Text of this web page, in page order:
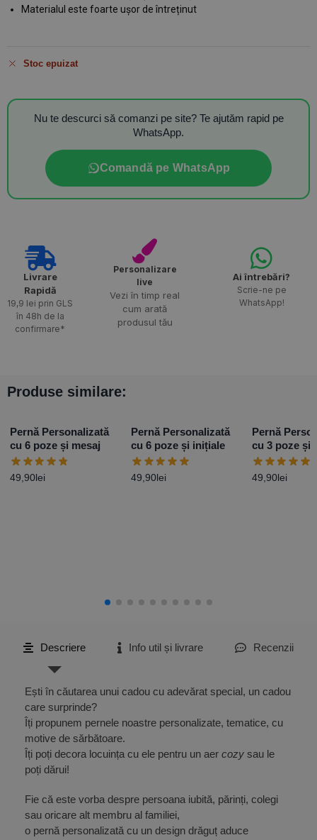
Materialul este foarte ușor de întreținut
Stoc epuizat
Nu te descurci să comanzi pe site? Te ajutăm rapid pe
WhatsApp.
Comandă pe WhatsApp
Livrare
Rapidă​
19,9 lei prin GLS
în 48h de la
confirmare*
Personalizare
live
Vezi în timp real
cum arată
produsul tău
Ai întrebări?
Scrie-ne pe
WhatsApp!
Produse similare:
Pernă Personalizată
cu 6 poze și mesaj
49,90lei
Pernă Personalizată
cu 6 poze și inițiale
49,90lei
Pernă
cu 3 poze și
49,90lei
Descriere Info util și livrare Recenzii
Ești în căutarea unui cadou cu adevărat special, un cadou
care surprinde?
Îți propunem pernele noastre personalizate, tematice, cu
motive de sărbătoare.
Îți poți decora locuința cu ele pentru un aer cozy sau le
poți dărui!
Fie că este vorba despre persoana iubită, părinți, colegi
sau oricare alt membru al familiei,
o pernă personalizată cu un design drăguț aduce